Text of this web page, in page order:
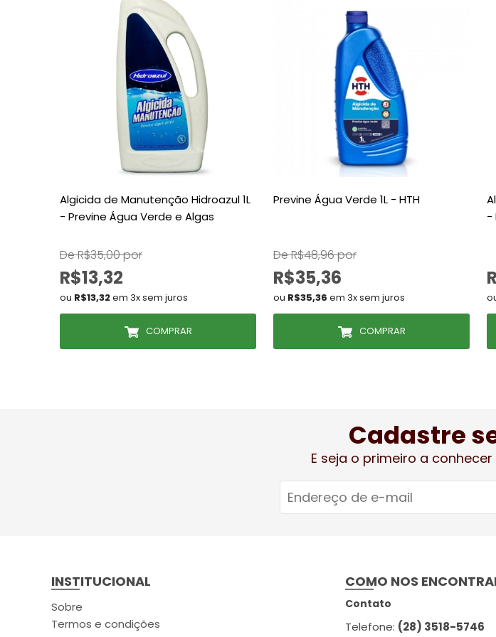
Algicida de Manutenção Hidroazul 1L
- Previne Água Verde e Algas
De R$35,00 por
R$13,32
ou R$13,32em 3x sem juros
COMPRAR
Previne Água Verde 1L - HTH
De R$48,96 por
R$35,36
ou R$35,36 em 3x sem juros
COMPRAR
-
Cadastre
E seja o primeiro a
INSTITUCIONAL
Sobre
Termos e condições
COMO NOS
Contato
Telefone: (28) 3518-5746